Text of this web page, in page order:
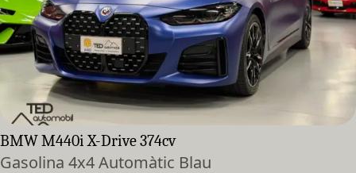
BMW M440i X-Drive 374cv
Gasolina 4x4 Automàtic Blau